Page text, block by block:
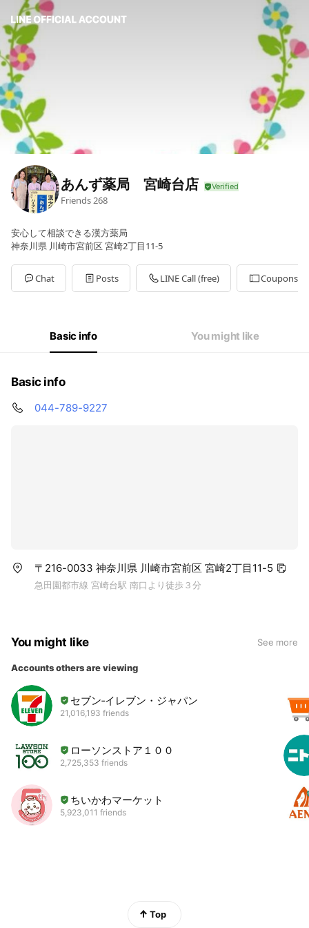
あんず薬局 宮崎台店
Friends268
安心して相談できる漢方薬局
神奈川県 川崎市宮前区 宮崎2丁目11-5
Chat Posts LINE Call (free) Coupons
Basic info You might like
Basic info
044-789-9227
〒216-0033 神奈川県 川崎市宮前区 宮崎2丁目11-5
急田園都市線 宮崎台駅 南口より徒歩３分
You might like See more
Accounts others are viewing
セブン‐イレブン・ジャパン
21,016,193 friends
ローソンストア１００
2,725,353 friends
ちいかわマーケット
5,923,011 friends
Top